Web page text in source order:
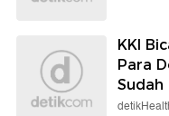
KKI
Para
Sudah